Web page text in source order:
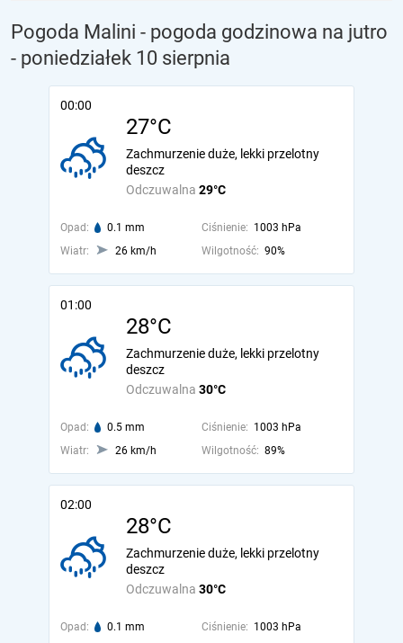
Pogoda Malini - pogoda godzinowa na jutro
- poniedziałek 10 sierpnia
00:00
27°C
Odczuwalna 29°C
Zachmurzenie duże, lekki przelotny
deszcz
Opad: 0.1 mm Ciśnienie: 1003 hPa
Wiatr:
26 km/h Wilgotność: 90%
01:00
28°C
Odczuwalna 30°C
Zachmurzenie duże, lekki przelotny
deszcz
Opad: 0.5 mm Ciśnienie: 1003 hPa
Wiatr:
26 km/h Wilgotność: 89%
02:00
28°C
Odczuwalna 30°C
Zachmurzenie duże, lekki przelotny
deszcz
Opad: 0.1 mm Ciśnienie: 1003 hPa